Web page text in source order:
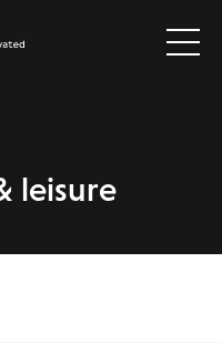
leisure